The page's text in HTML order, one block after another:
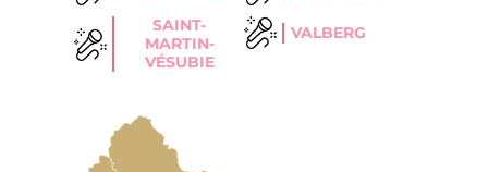
SAINT-
MARTIN-
VÉSUBIE
VALBERG